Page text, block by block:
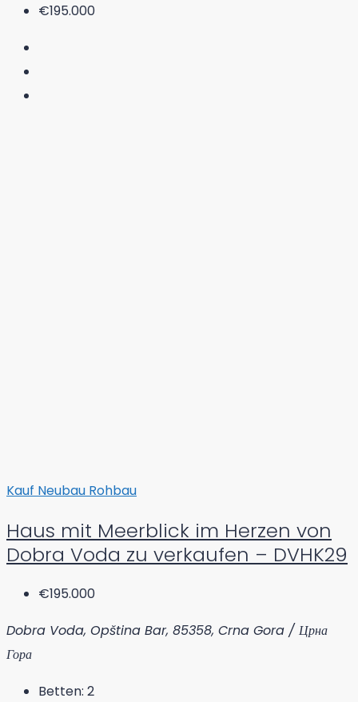
€195.000
Kauf Neubau Rohbau
Haus mit Meerblick im Herzen von
Dobra Voda zu verkaufen – DVHK29
€195.000
Dobra Voda, Opština Bar, 85358, Crna Gora / Црна
Гора
Betten: 2